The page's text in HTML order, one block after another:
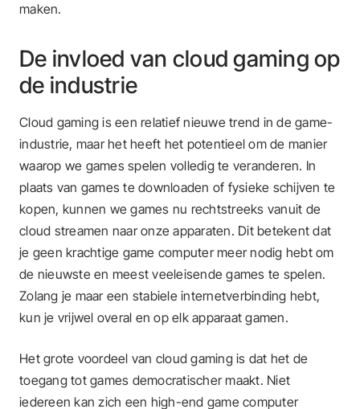
maken.
De invloed van cloud gaming op
de industrie
Cloud gaming is een relatief nieuwe trend in de game-
industrie, maar het heeft het potentieel om de manier
waarop we games spelen volledig te veranderen. In
plaats van games te downloaden of fysieke schijven te
kopen, kunnen we games nu rechtstreeks vanuit de
cloud streamen naar onze apparaten. Dit betekent dat
je geen krachtige game computer meer nodig hebt om
de nieuwste en meest veeleisende games te spelen.
Zolang je maar een stabiele internetverbinding hebt,
kun je vrijwel overal en op elk apparaat gamen.
Het grote voordeel van cloud gaming is dat het de
toegang tot games democratischer maakt. Niet
iedereen kan zich een high-end game computer